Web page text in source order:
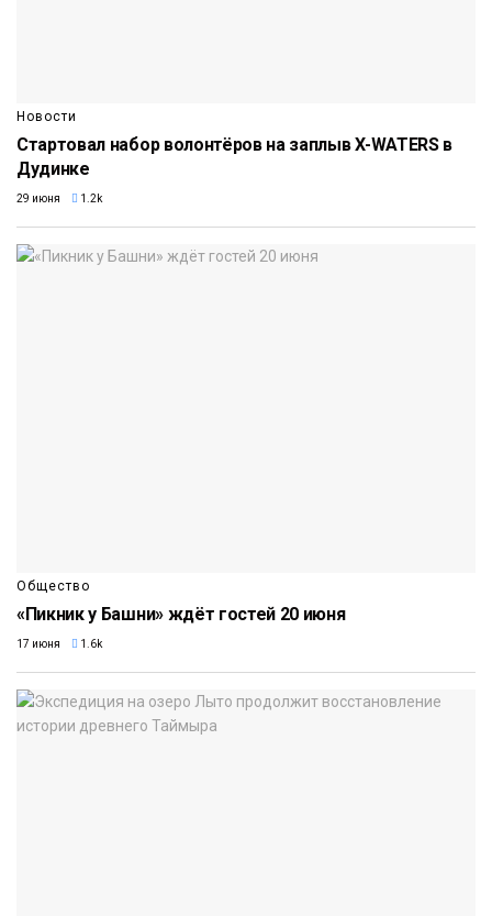
Новости
Стартовал набор волонтёров на заплыв X-WATERS в
Дудинке
29 июня 1.2k
Общество
«Пикник у Башни» ждёт гостей 20 июня
17 июня 1.6k